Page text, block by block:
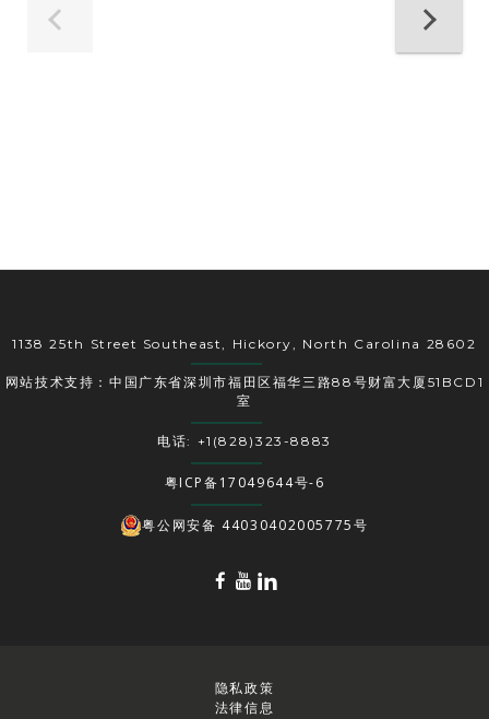
1138 25th Street Southeast, Hickory, North Carolina 28602
网站技术支持：中国广东省深圳市福田区福华三路88号财富大厦51BCD1
室
电话: +1(828)323-8883
粤ICP备17049644号-6
粤公网安备 44030402005775号
隐私政策
法律信息